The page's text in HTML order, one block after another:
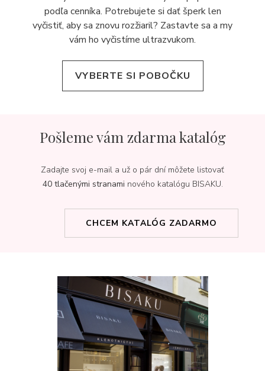
podľa cenníka. Potrebujete si dať šperk len
vyčistiť, aby sa znovu rozžiaril? Zastavte sa a my
vám ho vyčistíme ultrazvukom.
VYBERTE SI POBOČKU
Pošleme vám zdarma katalóg
Zadajte svoj e-mail a už o pár dní môžete listovať
40 tlačenými stranami nového katalógu BISAKU.
CHCEM KATALÓG ZADARMO